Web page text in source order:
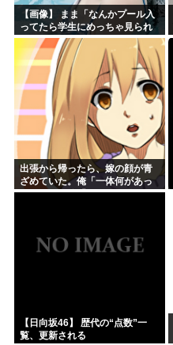
【画像】 まま「なんかプール入
ってたら学生にめっちゃ見られ
たw」
出張から帰ったら、嫁の顔が青
ざめていた。俺「一体何があっ
たんだ？」嫁「…」→子供たち
【日向坂46】 歴代の“点数”一
覧、更新される